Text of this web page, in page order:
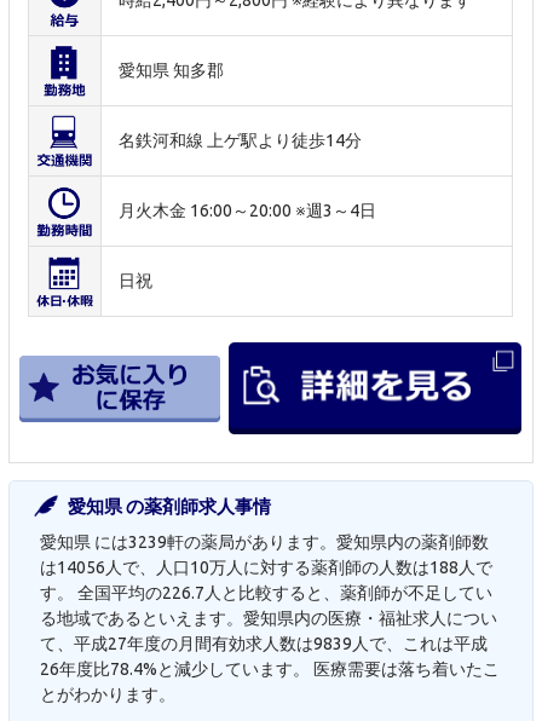
愛知県 知多郡
名鉄河和線 上ゲ駅より徒歩14分
月火木金 16:00～20:00 ※週3～4日
日祝
愛知県 の薬剤師求人事情
愛知県 には3239軒の薬局があります。愛知県内の薬剤師数
は14056人で、人口10万人に対する薬剤師の人数は188人で
す。 全国平均の226.7人と比較すると、薬剤師が不足してい
る地域であるといえます。愛知県内の医療・福祉求人につい
て、平成27年度の月間有効求人数は9839人で、これは平成
26年度比78.4%と減少しています。 医療需要は落ち着いたこ
とがわかります。